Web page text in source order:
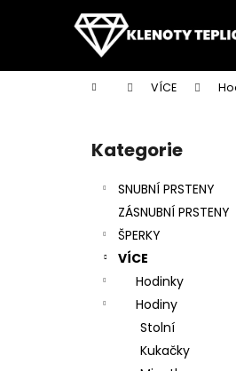
Domů VÍCE
Přeskočit
kategorie
Kategorie
SNUBNÍ PRSTENY
ZÁSNUBNÍ PRSTENY
ŠPERKY
VÍCE
Hodinky
Hodiny
Stolní
Kukačky
í
Zpět
do
Zpět
do